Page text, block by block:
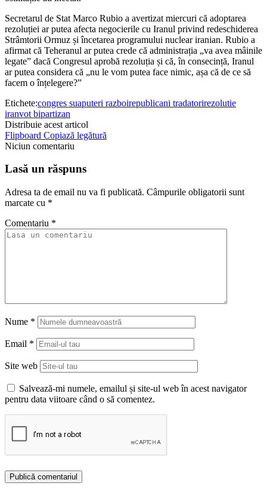
Secretarul de Stat Marco Rubio a avertizat miercuri că adoptarea
rezoluției ar putea afecta negocierile cu Iranul privind redeschiderea
Strâmtorii Ormuz și încetarea programului nuclear iranian. Rubio a
afirmat că Teheranul ar putea crede că administrația „va avea mâinile
legate” dacă Congresul aprobă rezoluția și că, în consecință, Iranul
ar putea considera că „nu le vom putea face nimic, așa că de ce să
facem o înțelegere?”
Etichete:congres suaputeri razboirepublicani tradatorirezolutie
iranvot bipartizan
Distribuie acest articol
Flipboard Copiază legătură
Niciun comentariu
Lasă un răspuns
Adresa ta de email nu va fi publicată. Câmpurile obligatorii sunt
marcate cu *
Comentariu *
Nume *
Email *
Site web
Salvează-mi numele, emailul și site-ul web în acest navigator
pentru data viitoare când o să comentez.